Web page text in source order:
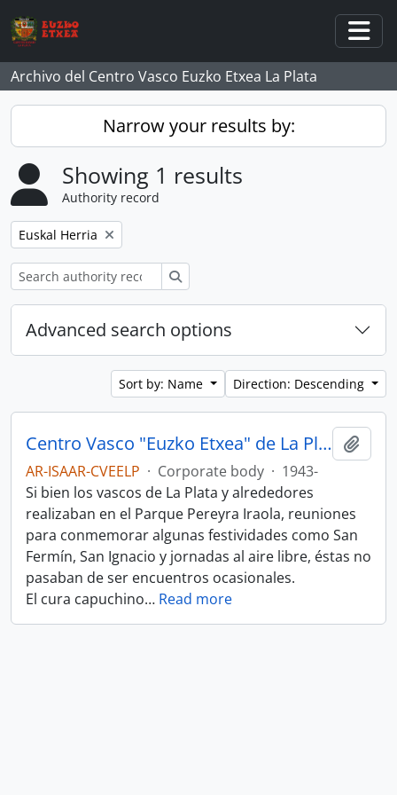
Skip to main content
Archivo del Centro Vasco Euzko Etxea La Plata
Narrow your results by:
Showing 1 results
Authority record
Remove filter:
Euskal Herria
Advanced search options
Sort by: Name Direction: Descending
Centro Vasco "Euzko Etxea" de La Plata
AR-ISAAR-CVEELP · Corporate body · 1943-
Si bien los vascos de La Plata y alrededores
realizaban en el Parque Pereyra Iraola, reuniones
para conmemorar algunas festividades como San
Fermín, San Ignacio y jornadas al aire libre, éstas no
pasaban de ser encuentros ocasionales.
El cura capuchino… Read more